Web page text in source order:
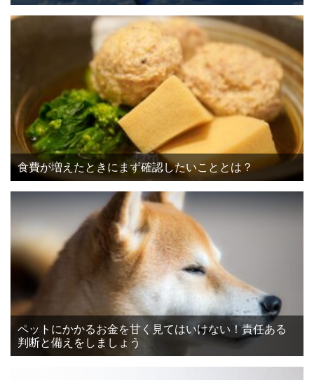
食費が増えたときにまず確認したいこととは？
ペットにかかるお金を甘く見てはいけない！責任ある
判断と備えをしましょう